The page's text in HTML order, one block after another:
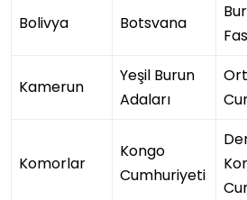
Bolivya Botsvana
Kamerun
Yeşil Burun
Adaları
Komorlar
Kongo
Cumhuriyeti